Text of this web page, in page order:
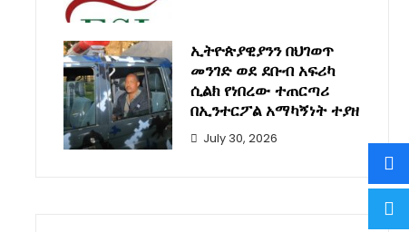
ኢትዮጵያዊያንን በህገወጥ
መንገድ ወደ ደቡብ አፍሪካ
ሲልክ የነበረው ተጠርጣሪ
በኢንተርፖል አማካኝነት ተያዘ
July 30, 2026